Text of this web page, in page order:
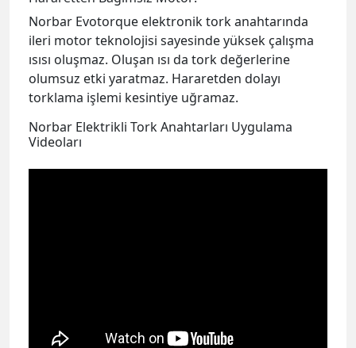
Norbar Elektrikli Tork Anahtarları Uygulama
Videoları